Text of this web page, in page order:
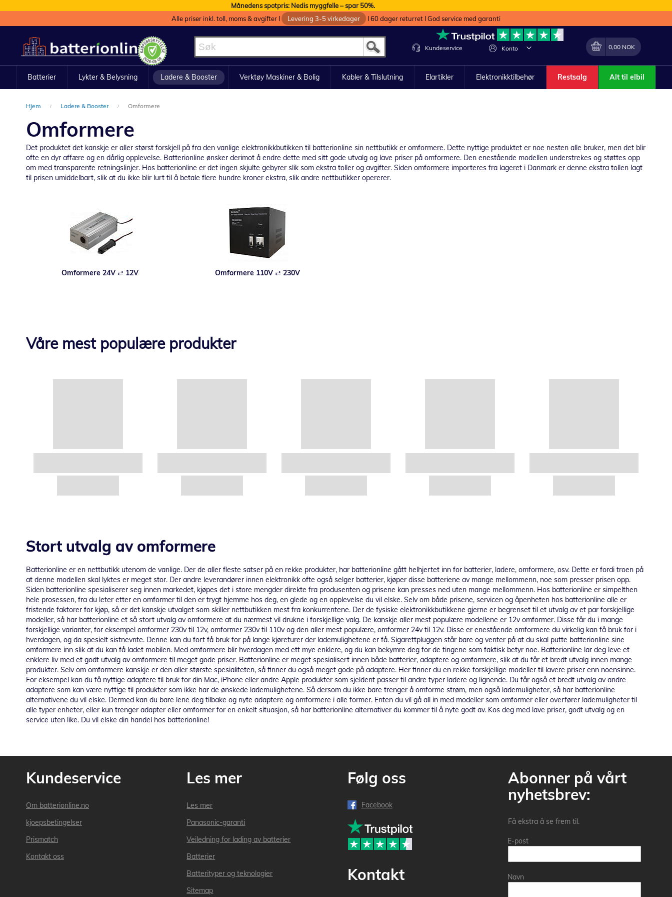
Månedens spotpris: Nedis myggfelle – spar 50%.
Alle priser inkl. toll, moms & avgifter I
Levering 3-5 virkedager I 60 dager returret I God service med garanti
til
innhold
Konto Endring
Min handlekurv
0,00 NOK
Kundeservice
Batterier Lykter & Belysning Ladere & Booster Verktøy Maskiner & Bolig Kabler & Tilslutning Elartikler Elektronikktilbehør Restsalg Alt til elbil
Hjem Ladere & Booster Omformere
Omformere
Det produktet det kanskje er aller størst forskjell på fra den vanlige elektronikkbutikken til batterionline sin nettbutikk er omformere. Dette nyttige produktet er noe nesten alle bruker, men det blir
ofte en dyr affære og en dårlig opplevelse. Batterionline ønsker derimot å endre dette med sitt gode utvalg og lave priser på omformere. Den enestående modellen understrekes og støttes opp
om med transparente retningslinjer. Hos batterionline er det ingen skjulte gebyrer slik som ekstra toller og avgifter. Siden omformere importeres fra lageret i Danmark er denne ekstra tollen lagt
til prisen umiddelbart, slik at du ikke blir lurt til å betale flere hundre kroner ekstra, slik andre nettbutikker opererer.
Omformere 24V ⇄ 12V Omformere 110V ⇄ 230V
Våre mest populære produkter
Stort utvalg av omformere
Batterionline er en nettbutikk utenom de vanlige. Der de aller fleste satser på en rekke produkter, har batterionline gått helhjertet inn for batterier, ladere, omformere, osv. Dette er fordi troen på
at denne modellen skal lyktes er meget stor. Der andre leverandører innen elektronikk ofte også selger batterier, kjøper disse batteriene av mange mellommenn, noe som presser prisen opp.
Siden batterionline spesialiserer seg innen markedet, kjøpes det i store mengder direkte fra produsenten og prisene kan presses ned uten mange mellommenn. Hos batterionline er simpelthen
hele prosessen, fra du leter etter en omformer til den er trygt hjemme hos deg, en glede og en opplevelse du vil elske. Selv om både prisene, servicen og åpenheten hos batterionline alle er
fristende faktorer for kjøp, så er det kanskje utvalget som skiller nettbutikken mest fra konkurrentene. Der de fysiske elektronikkbutikkene gjerne er begrenset til et utvalg av et par forskjellige
modeller, så har batterionline et så stort utvalg av omformere at du nærmest vil drukne i forskjellige valg. De kanskje aller mest populære modellene er 12v omformer. Disse får du i mange
forskjellige varianter, for eksempel omformer 230v til 12v, omformer 230v til 110v og den aller mest populære, omformer 24v til 12v. Disse er enestående omformere du virkelig kan få bruk for i
hverdagen, og da spesielt sistnevnte. Denne kan du fort få bruk for på lange kjøreturer der lademulighetene er få. Sigarettpluggen står bare og venter på at du skal putte batterionline sine
omformere inn slik at du kan få ladet mobilen. Med omformere blir hverdagen med ett mye enklere, og du kan bekymre deg for de tingene som faktisk betyr noe. Batterionline lar deg leve et
enklere liv med et godt utvalg av omformere til meget gode priser. Batterionline er meget spesialisert innen både batterier, adaptere og omformere, slik at du får et bredt utvalg innen mange
produkter. Selv om omformere kanskje er den aller største spesialiteten, så finner du også meget gode på adaptere. Her finner du en rekke forskjellige modeller til lavere priser enn noensinne.
For eksempel kan du få nyttige adaptere til bruk for din Mac, iPhone eller andre Apple produkter som sjeldent passer til andre typer ladere og lignende. Du får også et bredt utvalg av andre
adaptere som kan være nyttige til produkter som ikke har de ønskede lademulighetene. Så dersom du ikke bare trenger å omforme strøm, men også lademuligheter, så har batterionline
alternativene du vil elske. Dermed kan du bare lene deg tilbake og nyte adaptere og omformere i alle former. Enten du vil gå all in med modeller som omformer eller overfører lademuligheter til
alle typer enheter, eller kun trenger adapter eller omformer for en enkelt situasjon, så har batterionline alternativer du kommer til å nyte godt av. Kos deg med lave priser, godt utvalg og en
service uten like. Du vil elske din handel hos batterionline!
Kundeservice
Om batterionline.no
kjoepsbetingelser
Prismatch
Kontakt oss
Les mer
Les mer
Panasonic-garanti
Veiledning for lading av batterier
Batterier
Batterityper og teknologier
Sitemap
Følg oss
Facebook
Kontakt
Abonner på vårt
nyhetsbrev:
Få ekstra å se frem til.
E-post
Navn